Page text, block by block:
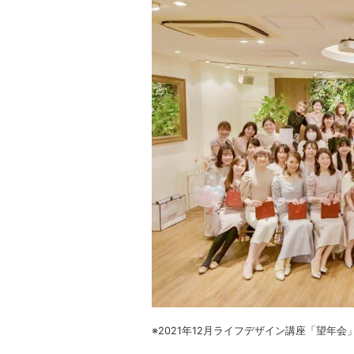
※2021年12月ライフデザイン講座「望年会